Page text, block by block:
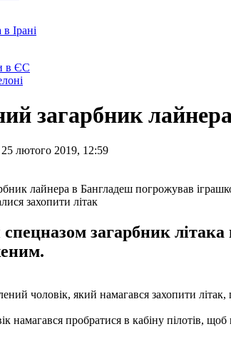
Ірані
в ЄС
загарбник
лютого 2019, 12:59
захопити літак
загарбник
чоловік, який намагався захопити
намагався пробратися в кабіну пілотів,